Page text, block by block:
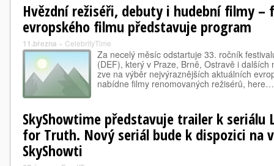
Hvězdní režiséři, debuty i hudební filmy –
evropského filmu představuje program
11.března » CelebrityTime
Za necelý měsíc odstartuje 33. ročník
(DEF), který v Praze, Brně, Ostravě i dalších
zve na výběr nejvýraznějších aktuálních
nabídne filmy renomovaných režisérů, here…
SkyShowtime představuje trailer k seriálu
for Truth. Nový seriál bude k dispozici na
SkyShowti